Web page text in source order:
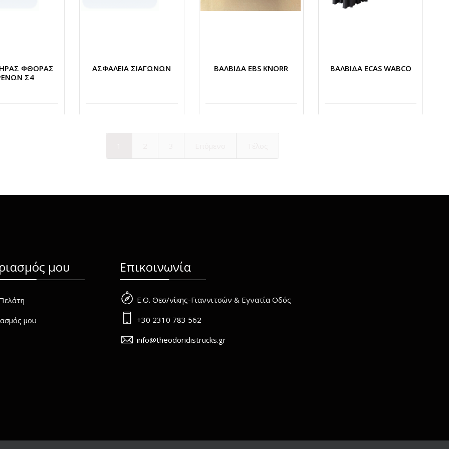
ΦΘΟΡΑΣ
Σ4
ΑΣΦΑΛΕΙΑ ΣΙΑΓΩΝΩΝ ΒΑΛΒΙΔΑ EBS KNORR ΒΑΛΒΙΔΑ ECAS WABCO
μου
μου
Επικοινωνία
Ε.Ο. Θεσ/νίκης-Γιαννιτσών & Εγνατία Οδός
+30 2310 783 562
info@theodoridistrucks.gr